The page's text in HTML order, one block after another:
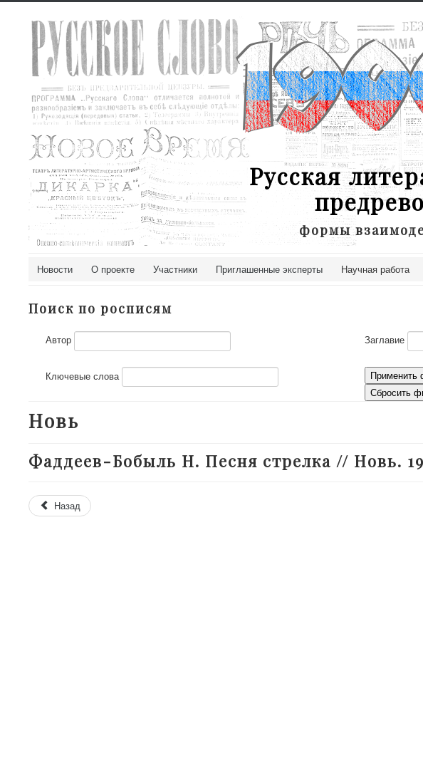
Русская
формы
Новости О проекте Участники Приглашенные эксперты Научная работа
Поиск по росписям
Автор Заглавие
Ключевые слова
Применить
Новь
Фаддеев-Бобыль Н. Песня стрелка // Новь.
Назад